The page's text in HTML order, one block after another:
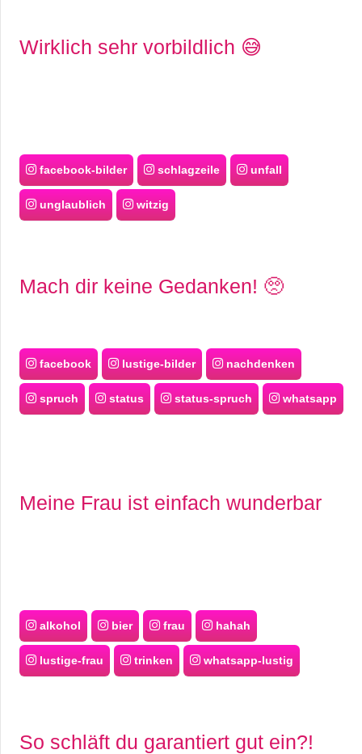
Wirklich sehr vorbildlich 😅
facebook-bilder schlagzeile unfall
unglaublich witzig
Mach dir keine Gedanken! 🥺
facebook lustige-bilder nachdenken
spruch status status-spruch whatsapp
Meine Frau ist einfach wunderbar
alkohol bier frau hahah
lustige-frau trinken whatsapp-lustig
So schläft du garantiert gut ein?!